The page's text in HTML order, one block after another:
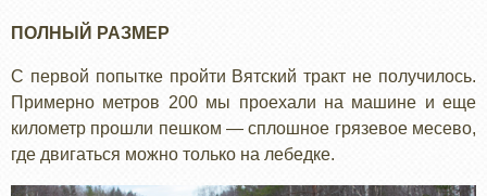
ПОЛНЫЙ РАЗМЕР
С первой попытке пройти Вятский тракт не получилось.
Примерно метров 200 мы проехали на машине и еще
километр прошли пешком — сплошное грязевое месево,
где двигаться можно только на лебедке.